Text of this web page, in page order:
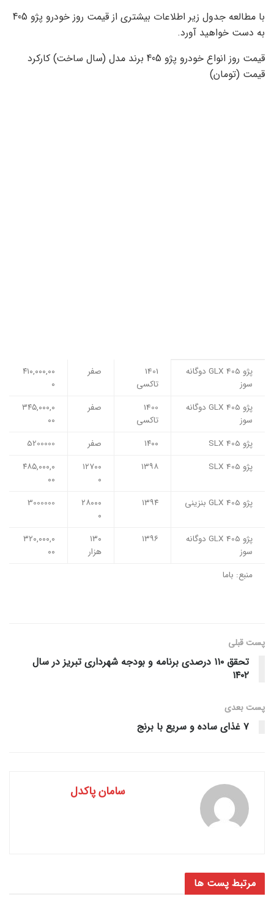
با مطالعه جدول زیر اطلاعات بیشتری از قیمت روز خودرو پژو 405
به دست خواهید آورد.
قیمت روز انواع خودرو پژو 405 برند مدل (سال ساخت) کارکرد
قیمت (تومان)
پژو 405 GLX دوگانه
سوز
1401
تاکسی
صفر
۴۱۰,۰۰۰,۰۰
۰
پژو 405 GLX دوگانه
سوز
1400
تاکسی
صفر
۳۴۵,۰۰۰,۰
۰۰
پژو 405 SLX
۱۴۰۰ صفر
5200000
پژو 405 SLX
۱۳۹۸
۱۲۷۰۰
۰
۴۸۵,۰۰۰,۰
۰۰
پژو 405 GLX بنزینی
۱۳۹۴
۲۸۰۰۰
۰
3000000
پژو 405 GLX دوگانه
سوز
۱۳۹۶
۱۳۰
هزار
۳۲۰,۰۰۰,۰
۰۰
منبع: باما
پست قبلی
تحقق ۱۱۰ درصدی برنامه و بودجه شهرداری تبریز در سال
۱۴۰۲
پست‌ بعدی
۷ غذای ساده و سریع با برنج
سامان پاکدل
مرتبط پست ها